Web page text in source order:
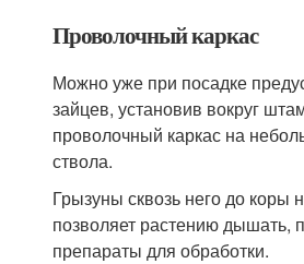
Проволочный каркас
Можно уже при посадке
зайцев, установив вокруг
проволочный каркас на
ствола.
Грызуны сквозь него до коры
позволяет растению дышать,
препараты для обработки.